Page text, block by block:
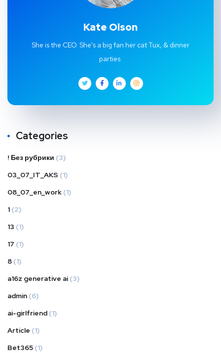
Kate Olson
She is the CEO. She's a big fan her cat Tux, & dinner
parties.
Categories
! Без рубрики (3)
03_07_IT_AKS (1)
08_07_en_work (1)
1 (2)
13 (1)
17 (1)
8 (1)
a16z generative ai (3)
admin (6)
ai-girlfriend (1)
Article (1)
Bet365 (1)